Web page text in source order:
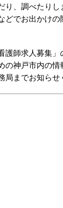
り、調べたりし
どでお出かけの
師求人募集」
の神戸市内の情
局までお知らせ